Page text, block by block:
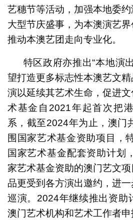
艺穗节等活动，加强本地委
大型节庆盛事，为本澳演艺界
推动本澳艺团走向专业化。
特区政府亦推出“本地演
望打造更多标志性本澳艺文
演以延续其艺术生命，促进
术基金自2021年起首次把
系，截至2024年为止，澳门
围国家艺术基金资助项目，
国家艺术基金配套资助计划
家艺术基金资助的澳门艺文
品更受到各方演出邀约，进
巡演。2024年继续推出资助
澳门艺术机构和艺术工作者申